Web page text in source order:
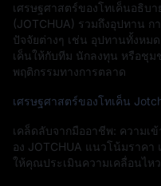
เศรษฐศาสตร์ของโทเค็นอธิบ
(JOTCHUA) รวมถึงอุปทาน
ปัจจัยต่างๆ เช่น อุปทานทั้งหม
เค็นให้กับทีม นักลงทุน หรือชุ
พฤติกรรมทางการตลาด
เศรษฐศาสตร์ของโทเค็น
เคล็ดลับจากมืออาชีพ: ความเ
อง JOTCHUA แนวโน้มราค
ให้คุณประเมินความเคลื่อนไห